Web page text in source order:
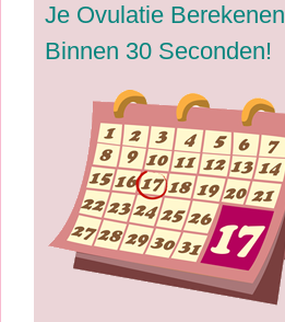
Je Ovulatie Berekenen
Binnen 30 Seconden!